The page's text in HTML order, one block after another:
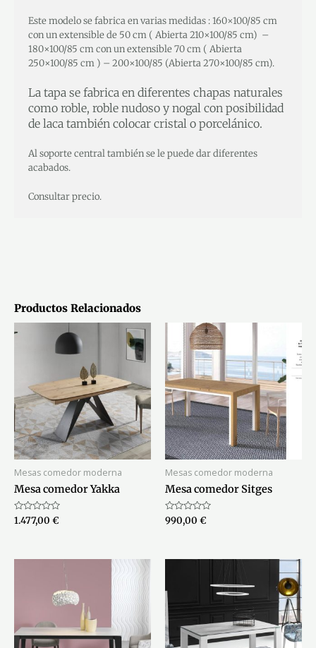
Este modelo se fabrica en varias medidas : 160×100/85 cm
con un extensible de 50 cm ( Abierta 210×100/85 cm) –
180×100/85 cm con un extensible 70 cm ( Abierta
250×100/85 cm ) – 200×100/85 (Abierta 270×100/85 cm).
La tapa se fabrica en diferentes chapas naturales
como roble, roble nudoso y nogal con posibilidad
de laca también colocar cristal o porcelánico.
Al soporte central también se le puede dar diferentes
acabados.
Consultar precio.
Productos Relacionados
Mesas comedor moderna
Mesa comedor Yakka
Valorado
con
1.477,00 €
Mesas comedor moderna
Mesa comedor Sitges
Valorado
con
990,00 €